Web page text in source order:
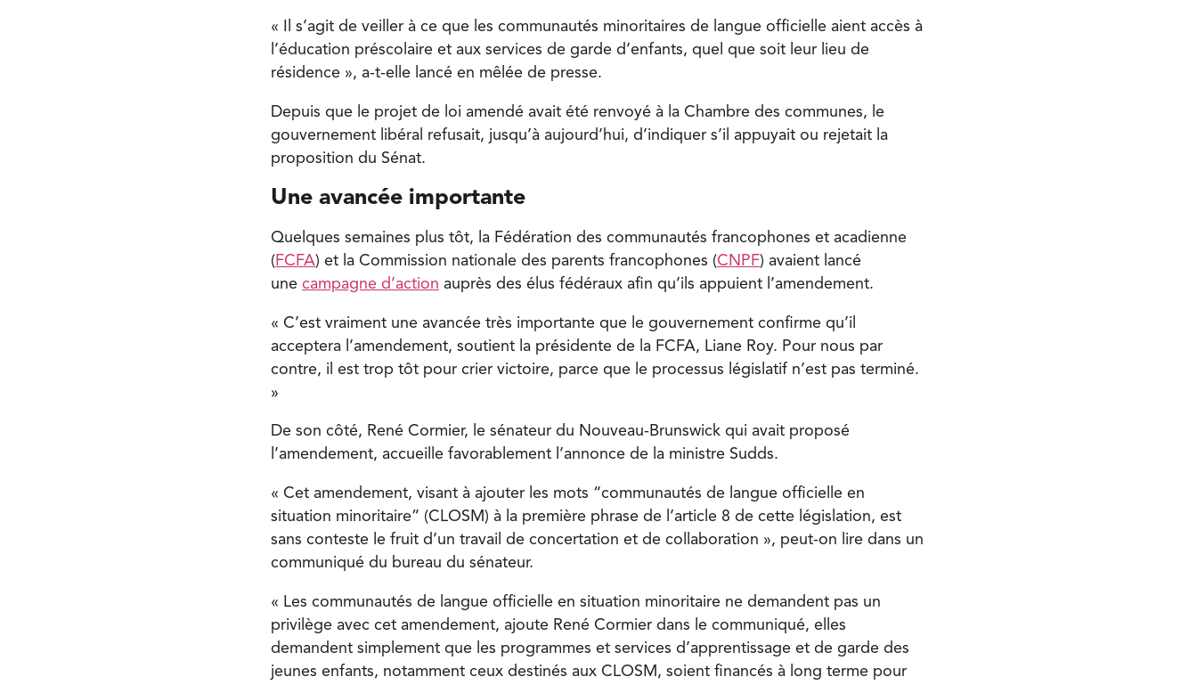
« Il s’agit de veiller à ce que les communautés minoritaires de langue officielle aient accès à
l’éducation préscolaire et aux services de garde d’enfants, quel que soit leur lieu de
résidence », a-t-elle lancé en mêlée de presse.
Depuis que le projet de loi amendé avait été renvoyé à la Chambre des communes, le
gouvernement libéral refusait, jusqu’à aujourd’hui, d’indiquer s’il appuyait ou rejetait la
proposition du Sénat.
Une avancée importante
Quelques semaines plus tôt, la Fédération des communautés francophones et acadienne
(FCFA) et la Commission nationale des parents francophones (CNPF) avaient lancé
une campagne d’action auprès des élus fédéraux afin qu’ils appuient l’amendement.
« C’est vraiment une avancée très importante que le gouvernement confirme qu’il
acceptera l’amendement, soutient la présidente de la FCFA, Liane Roy. Pour nous par
contre, il est trop tôt pour crier victoire, parce que le processus législatif n’est pas terminé.
»
De son côté, René Cormier, le sénateur du Nouveau-Brunswick qui avait proposé
l’amendement, accueille favorablement l’annonce de la ministre Sudds.
« Cet amendement, visant à ajouter les mots “communautés de langue officielle en
situation minoritaire” (CLOSM) à la première phrase de l’article 8 de cette législation, est
sans conteste le fruit d’un travail de concertation et de collaboration », peut-on lire dans un
communiqué du bureau du sénateur.
« Les communautés de langue officielle en situation minoritaire ne demandent pas un
privilège avec cet amendement, ajoute René Cormier dans le communiqué, elles
demandent simplement que les programmes et services d’apprentissage et de garde des
jeunes enfants, notamment ceux destinés aux CLOSM, soient financés à long terme pour